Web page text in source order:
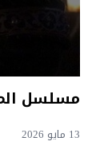
مسلسل
13 مايو 2026